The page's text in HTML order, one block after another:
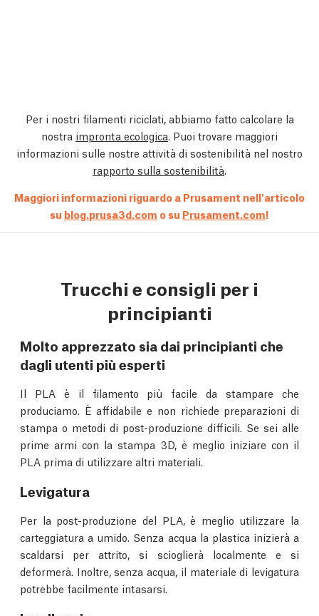
Per i nostri filamenti riciclati, abbiamo fatto calcolare la
nostra impronta ecologica . Puoi trovare maggiori
informazioni sulle nostre attività di sostenibilità nel nostro
rapporto sulla sostenibilità
Maggiori informazioni riguardo a Prusament nell'articolo
su blog.prusa3d.com o su Prusament.com!
Trucchi e consigli per i
principianti
Molto apprezzato sia dai principianti che
dagli utenti più esperti
Il PLA è il filamento più facile da stampare che
produciamo. È affidabile e non richiede preparazioni di
stampa o metodi di post-produzione difficili. Se sei alle
prime armi con la stampa 3D, è meglio iniziare con il
PLA prima di utilizzare altri materiali.
Levigatura
Per la post-produzione del PLA, è meglio utilizzare la
carteggiatura a umido. Senza acqua la plastica inizierà a
scaldarsi per attrito, si scioglierà localmente e si
deformerà. Inoltre, senza acqua, il materiale di levigatura
potrebbe facilmente intasarsi.